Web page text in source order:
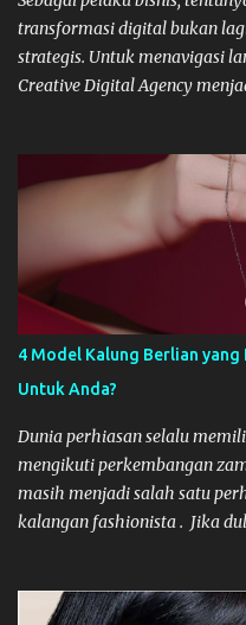
transformasi digital bukan
strategis. Untuk menavigasi
Creative Digital Agency
membangun hubungan
tim internal yang solid.
dengan agency dapat
konsistensi brand, dan
Berikut adalah tips strategis
sukses dan bertahan lama.
Sangat Penting? Hubungan
seringkali mengakibatkan
memerlukan waktu untuk
perusahaan, dan tantangan
jangka panjang memastikan
4 Model Kalung Berlian
Untuk Anda?
Dunia perhiasan selalu
mengikuti perkembangan
masih menjadi salah satu
kalangan fashionista . Jika
yang sedang mencari atau